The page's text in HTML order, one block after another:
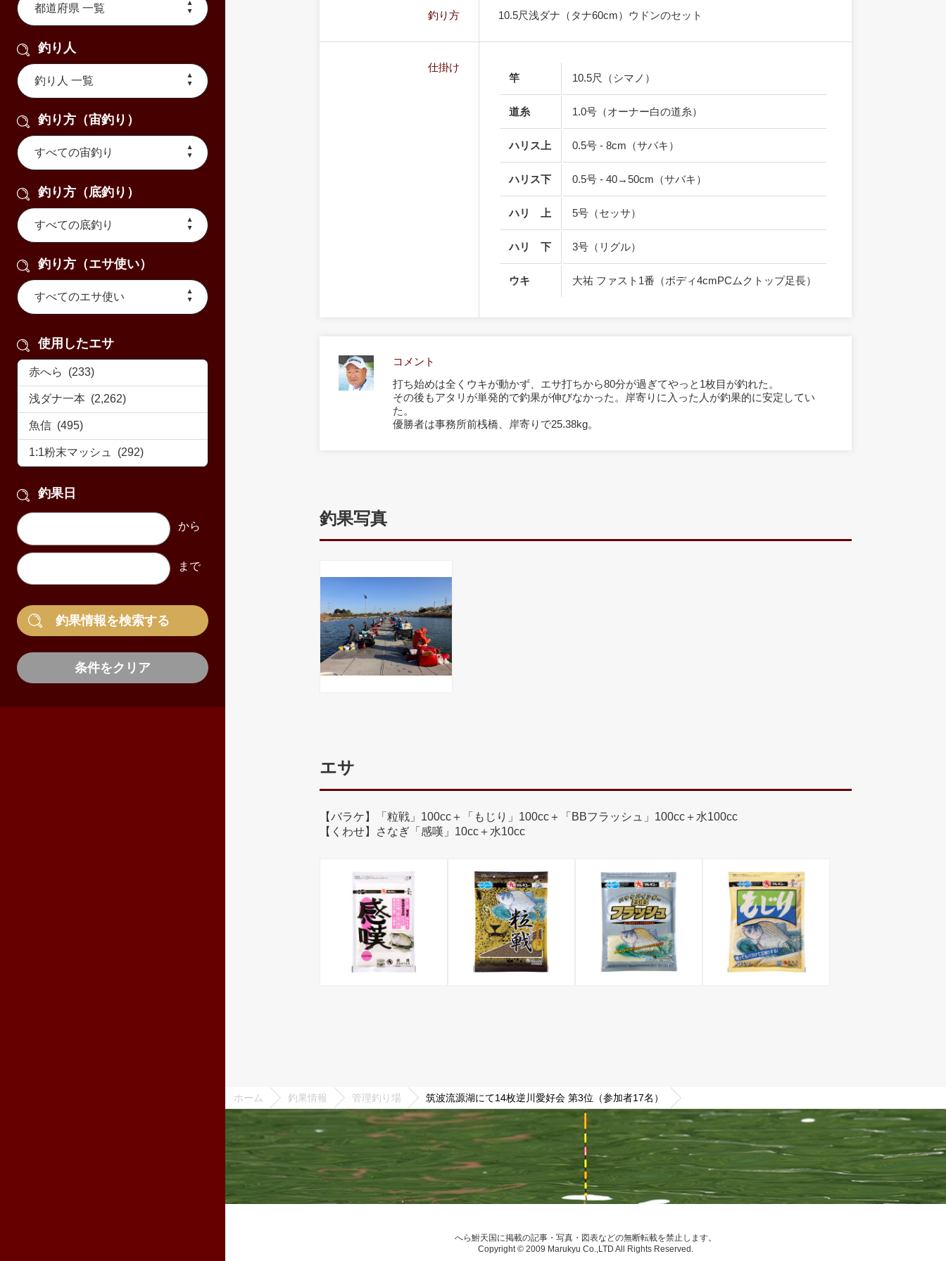
釣り人
釣り方（宙釣り）
釣り方（底釣り）
釣り方（エサ使い）
使用したエサ
釣果日
条件をクリア
釣り方 10.5尺浅ダナ（タナ60cm）ウドンのセット
仕掛け
竿
10.5尺（シマノ）
道糸 1.0号（オーナー白の道糸）
ハリス上 0.5号 - 8cm（サバキ）
ハリス下 0.5号 - 40→50cm（サバキ）
ハリ 上 5号（セッサ）
ハリ 下 3号（リグル）
ウキ 大祐 ファスト1番（ボディ4cmPCムクトップ足長）
コメント
打ち始めは全くウキが動かず、エサ打ちから80分が過ぎてやっと1枚目が釣れた。
その後もアタリが単発的で釣果が伸びなかった。岸寄りに入った人が釣果的に安定してい
た。
優勝者は事務所前桟橋、岸寄りで25.38kg。
釣果写真
エサ
【バラケ】「粒戦」100cc＋「もじり」100cc＋「BBフラッシュ」100cc＋水100cc
【くわせ】さなぎ「感嘆」10cc＋水10cc
ホーム 釣果情報 管理釣り場 筑波流源湖にて14枚逆川愛好会 第3位（参加者17名）
へら鮒天国に掲載の記事・写真・図表などの無断転載を禁止します。
Copyright © 2009 Marukyu Co.,LTD All Rights Reserved.